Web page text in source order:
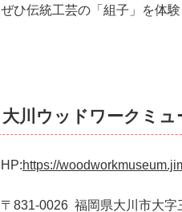
ぜひ伝統工芸の「組子」を体
大川ウッドワークミュ
HP:https://
〒831-0026 福岡県大川市大字